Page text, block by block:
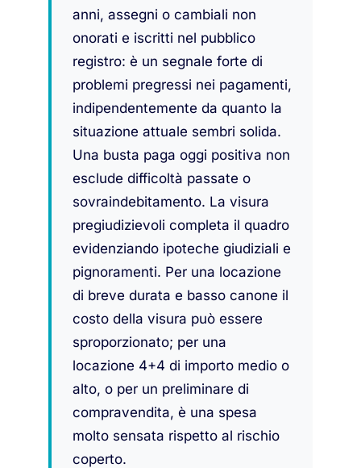
anni, assegni o cambiali non
onorati e iscritti nel pubblico
registro: è un segnale forte di
problemi pregressi nei pagamenti,
indipendentemente da quanto la
situazione attuale sembri solida.
Una busta paga oggi positiva non
esclude difficoltà passate o
sovraindebitamento. La visura
pregiudizievoli completa il quadro
evidenziando ipoteche giudiziali e
pignoramenti. Per una locazione
di breve durata e basso canone il
costo della visura può essere
sproporzionato; per una
locazione 4+4 di importo medio o
alto, o per un preliminare di
compravendita, è una spesa
molto sensata rispetto al rischio
coperto.